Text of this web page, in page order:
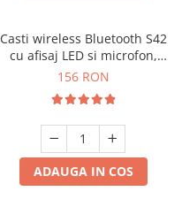
Casti wireless Bluetooth S42
cu afisaj LED si microfon,
compatibile cu iOS si Android
156 RON
ADAUGA IN COS